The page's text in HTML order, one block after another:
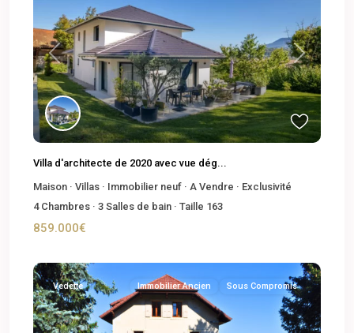
Previous Next
Villa d'architecte de 2020 avec vue dég...
Maison · Villas · Immobilier neuf · A Vendre · Exclusivité
4Chambres · 3 Salles de bain · Taille 163
859.000€
Vedette Immobilier Ancien Sous Compromis